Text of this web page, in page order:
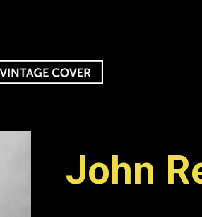
John